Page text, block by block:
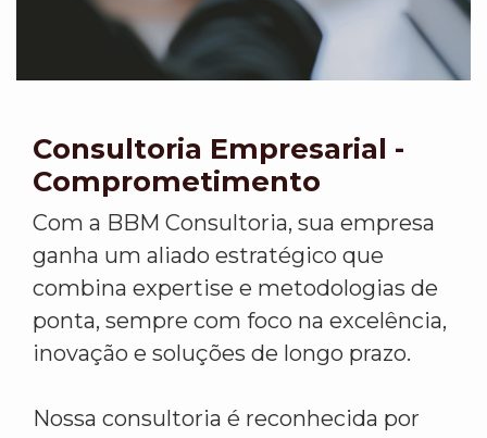
Consultoria Empresarial -
Comprometimento
Com a BBM Consultoria, sua empresa
ganha um aliado estratégico que
combina expertise e metodologias de
ponta, sempre com foco na excelência,
inovação e soluções de longo prazo.
Nossa consultoria é reconhecida por